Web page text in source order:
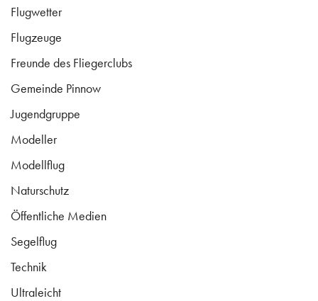
Flugwetter
Flugzeuge
Freunde des Fliegerclubs
Gemeinde Pinnow
Jugendgruppe
Modeller
Modellflug
Naturschutz
Öffentliche Medien
Segelflug
Technik
Ultraleicht